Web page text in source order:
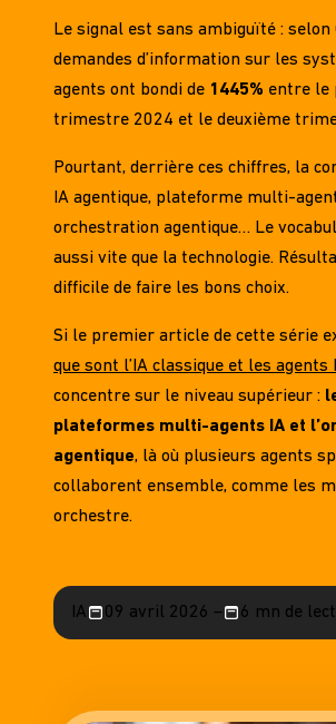
Le signal est sans ambiguïté : selon
demandes d’information sur les
agents ont bondi de 1445% entre le
trimestre 2024 et le deuxième
Pourtant, derrière ces chiffres, la
IA agentique, plateforme multi-
orchestration agentique… Le
aussi vite que la technologie.
difficile de faire les bons choix.
Si le premier article de cette série
que sont l’IA classique et les agents
concentre sur le niveau supérieur :
plateformes multi-agents IA et
agentique, là où plusieurs agents
collaborent ensemble, comme les
orchestre.
IA 09 avril 2026 – 6 mn de